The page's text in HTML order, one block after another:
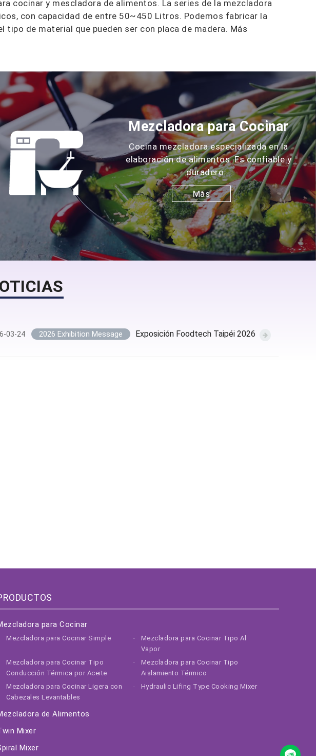
cocinar y mescladora de alimentos. La series de la mezcladora
con capacidad de entre 50~450 Litros. Podemos fabricar la
de material que pueden ser con placa de madera. Más
Mezcladora para Cocinar
Cocina mezcladora especializada en la
elaboración de alimentos. Es confiable y
duradero...
Más
03-24 2026 Exhibition Message Exposición Foodtech Taipéi 2026
para Cocinar
Mezcladora para Cocinar Simple
Mezcladora para Cocinar Tipo Al
Vapor
Mezcladora para Cocinar Tipo
Conducción Térmica por Aceite
Mezcladora para Cocinar Tipo
Aislamiento Térmico
Mezcladora para Cocinar Ligera con
Cabezales Levantables
Hydraulic Lifing Type Cooking Mixer
de Alimentos
Mixer
Mixer